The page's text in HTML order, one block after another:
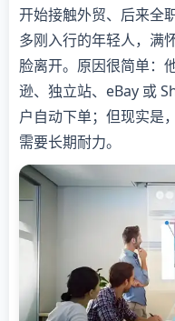
开始接触外贸、后来全
多刚入行的年轻人，满
脸离开。原因很简单：
逊、独立站、eBay 或
户自动下单；但现实是
需要长期耐力。